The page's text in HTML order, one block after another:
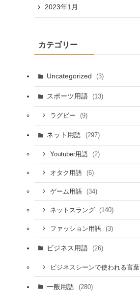
2023年1月
カテゴリー
Uncategorized (3)
スポーツ用語 (13)
ラグビー (9)
ネット用語 (297)
Youtuber用語 (2)
オタク用語 (6)
ゲーム用語 (34)
ネットスラング (140)
ファッション用語 (3)
ビジネス用語 (26)
ビジネスシーンで使われる言葉
一般用語 (280)